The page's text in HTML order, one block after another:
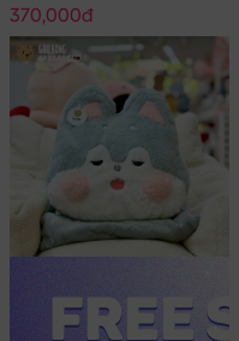
370,000đ